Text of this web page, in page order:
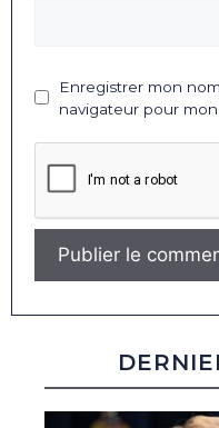
Enregistrer mon
navigateur pour